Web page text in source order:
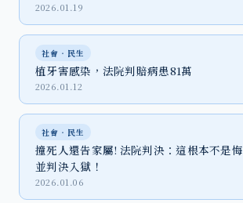
2026.01.19
社會‧民生
植牙害感染，法院判賠病患81萬
2026.01.12
社會‧民生
撞死人還告家屬! 法院判決：這根本不是
並判決入獄！
2026.01.06